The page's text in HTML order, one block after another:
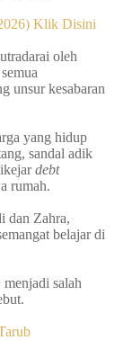
Klik Disini
oleh
unsur kesabaran
yang hidup
sandal adik
debt
rumah.
dan Zahra,
belajar di
salah